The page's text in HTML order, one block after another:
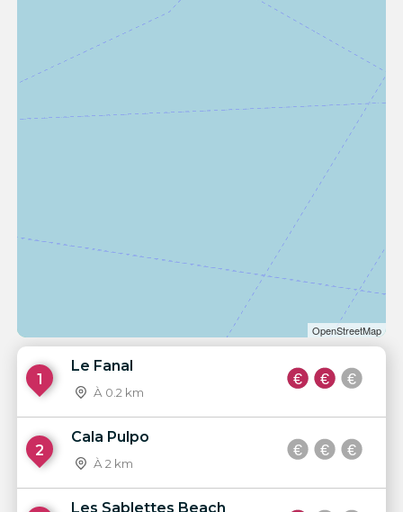
OpenStreetMap
1
Le Fanal
À 0.2 km
2
Cala Pulpo
À 2 km
Les Sablettes Beach